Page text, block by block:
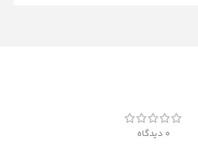
0 دیدگاه